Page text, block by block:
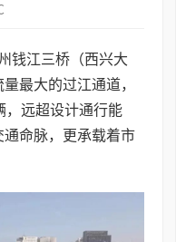
钱江三桥（西兴大
最大的过江通道，
，远超设计通行能
命脉，更承载着市